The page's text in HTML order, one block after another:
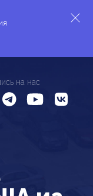
на нас